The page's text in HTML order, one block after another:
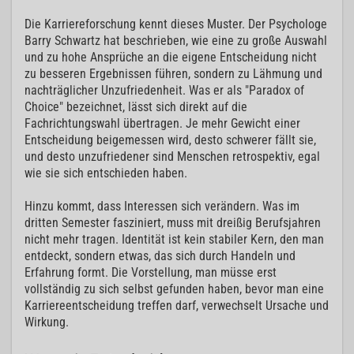
Die Karriereforschung kennt dieses Muster. Der Psychologe
Barry Schwartz hat beschrieben, wie eine zu große Auswahl
und zu hohe Ansprüche an die eigene Entscheidung nicht
zu besseren Ergebnissen führen, sondern zu Lähmung und
nachträglicher Unzufriedenheit. Was er als "Paradox of
Choice" bezeichnet, lässt sich direkt auf die
Fachrichtungswahl übertragen. Je mehr Gewicht einer
Entscheidung beigemessen wird, desto schwerer fällt sie,
und desto unzufriedener sind Menschen retrospektiv, egal
wie sie sich entschieden haben.
Hinzu kommt, dass Interessen sich verändern. Was im
dritten Semester fasziniert, muss mit dreißig Berufsjahren
nicht mehr tragen. Identität ist kein stabiler Kern, den man
entdeckt, sondern etwas, das sich durch Handeln und
Erfahrung formt. Die Vorstellung, man müsse erst
vollständig zu sich selbst gefunden haben, bevor man eine
Karriereentscheidung treffen darf, verwechselt Ursache und
Wirkung.